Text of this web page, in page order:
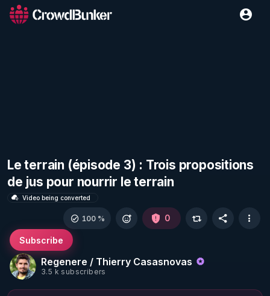
Le terrain (épisode 3) : Trois propositions
de jus pour nourrir le terrain
Video being converted
Regenere / Thierry Casasnovas
3.5 k subscribers
Subscribe
100 % 0